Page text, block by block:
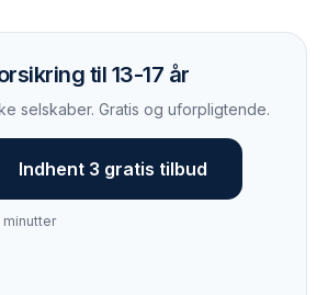
til 13-17 år
selskaber. Gratis og uforpligtende.
Indhent 3 gratis tilbud
minutter